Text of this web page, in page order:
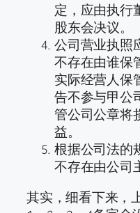
定，应由执行
股东会决议。
公司营业执照
不存在由谁保
实际经营人保
告不参与甲公
管公司公章将
益。
根据公司法的
不存在由公司
其实，细看下来，